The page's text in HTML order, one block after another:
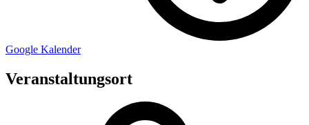
Google Kalender
Veranstaltungsort